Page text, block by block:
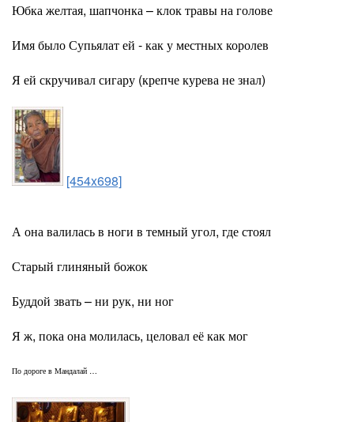
Юбка желтая, шапчонка – клок травы на голове
Имя было Супьялат ей - как у местных королев
Я ей скручивал сигару (крепче курева не знал)
[454x698]
А она валилась в ноги в темный угол, где стоял
Старый глиняный божок
Буддой звать – ни рук, ни ног
Я ж, пока она молилась, целовал её как мог
По дороге в Мандалай …